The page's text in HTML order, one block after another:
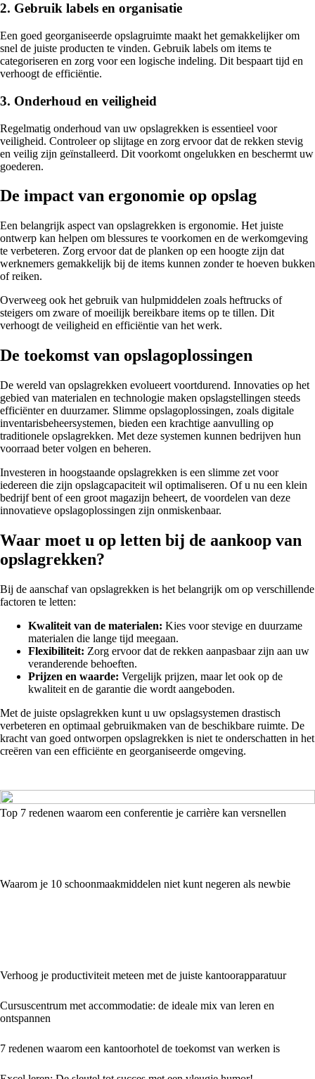
2. Gebruik labels en organisatie
Een goed georganiseerde opslagruimte maakt het gemakkelijker om
snel de juiste producten te vinden. Gebruik labels om items te
categoriseren en zorg voor een logische indeling. Dit bespaart tijd en
verhoogt de efficiëntie.
3. Onderhoud en veiligheid
Regelmatig onderhoud van uw opslagrekken is essentieel voor
veiligheid. Controleer op slijtage en zorg ervoor dat de rekken stevig
en veilig zijn geïnstalleerd. Dit voorkomt ongelukken en beschermt uw
goederen.
De impact van ergonomie op opslag
Een belangrijk aspect van opslagrekken is ergonomie. Het juiste
ontwerp kan helpen om blessures te voorkomen en de werkomgeving
te verbeteren. Zorg ervoor dat de planken op een hoogte zijn dat
werknemers gemakkelijk bij de items kunnen zonder te hoeven bukken
of reiken.
Overweeg ook het gebruik van hulpmiddelen zoals heftrucks of
steigers om zware of moeilijk bereikbare items op te tillen. Dit
verhoogt de veiligheid en efficiëntie van het werk.
De toekomst van opslagoplossingen
De wereld van opslagrekken evolueert voortdurend. Innovaties op het
gebied van materialen en technologie maken opslagstellingen steeds
efficiënter en duurzamer. Slimme opslagoplossingen, zoals digitale
inventarisbeheersystemen, bieden een krachtige aanvulling op
traditionele opslagrekken. Met deze systemen kunnen bedrijven hun
voorraad beter volgen en beheren.
Investeren in hoogstaande opslagrekken is een slimme zet voor
iedereen die zijn opslagcapaciteit wil optimaliseren. Of u nu een klein
bedrijf bent of een groot magazijn beheert, de voordelen van deze
innovatieve opslagoplossingen zijn onmiskenbaar.
Waar moet u op letten bij de aankoop van
opslagrekken?
Bij de aanschaf van opslagrekken is het belangrijk om op verschillende
factoren te letten:
Kwaliteit van de materialen: Kies voor stevige en duurzame
materialen die lange tijd meegaan.
Flexibiliteit: Zorg ervoor dat de rekken aanpasbaar zijn aan uw
veranderende behoeften.
Prijzen en waarde: Vergelijk prijzen, maar let ook op de
kwaliteit en de garantie die wordt aangeboden.
Met de juiste opslagrekken kunt u uw opslagsystemen drastisch
verbeteren en optimaal gebruikmaken van de beschikbare ruimte. De
kracht van goed ontworpen opslagrekken is niet te onderschatten in het
creëren van een efficiënte en georganiseerde omgeving.
Top 7 redenen waarom een conferentie je carrière kan versnellen
Waarom je 10 schoonmaakmiddelen niet kunt negeren als newbie
Verhoog je productiviteit meteen met de juiste kantoorapparatuur
Cursuscentrum met accommodatie: de ideale mix van leren en
ontspannen
7 redenen waarom een kantoorhotel de toekomst van werken is